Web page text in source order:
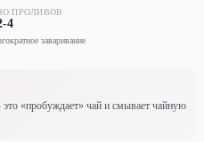
ПРОЛИВОВ
4
заваривание
«пробуждает» чай и смывает чайную